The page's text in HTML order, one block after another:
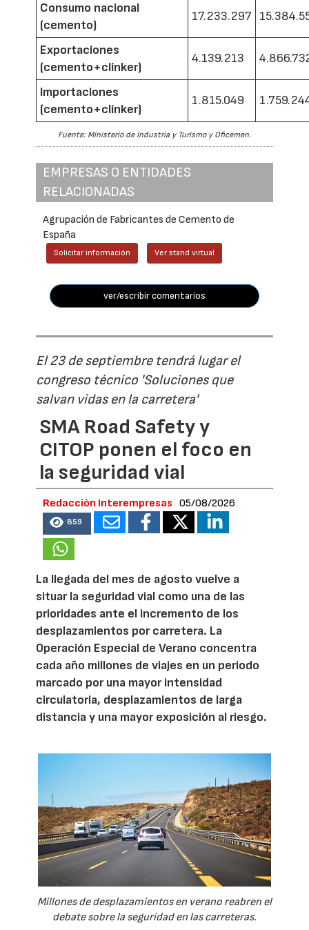
Consumo nacional
(cemento)
17.233.297
Exportaciones
(cemento+clínker)
4.139.213
Importaciones
(cemento+clínker)
1.815.049
Fuente: Ministerio de Industria y Turismo y Oficemen.
EMPRESAS O ENTIDADES
RELACIONADAS
Agrupación de Fabricantes de Cemento de
España
Solicitar información Ver stand virtual
ver/escribir comentarios
El 23 de septiembre tendrá lugar el
congreso técnico 'Soluciones que
salvan vidas en la carretera'
SMA Road Safety y
CITOP ponen el foco en
la seguridad vial
Redacción Interempresas 05/08/2026
859
La llegada del mes de agosto vuelve a
situar la seguridad vial como una de las
prioridades ante el incremento de los
desplazamientos por carretera. La
Operación Especial de Verano concentra
cada año millones de viajes en un periodo
marcado por una mayor intensidad
circulatoria, desplazamientos de larga
distancia y una mayor exposición al riesgo.
Millones de desplazamientos en verano reabren el
debate sobre la seguridad en las carreteras.